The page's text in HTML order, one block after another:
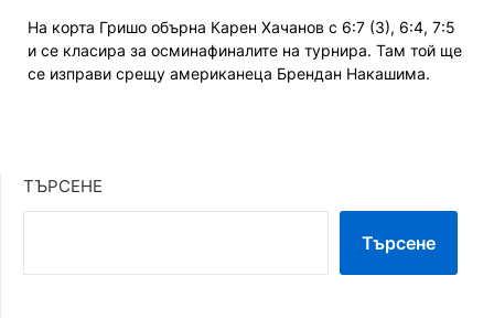
На корта Гришо обърна Карен Хачанов с 6:7 (3), 6:4, 7:5
и се класира за осминафиналите на турнира. Там той ще
се изправи срещу американеца Брендан Накашима.
ТЪРСЕНЕ
Търсене